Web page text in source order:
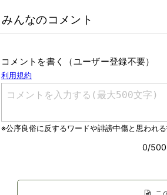
みんなのコメント
コメントを書く（ユーザー登録不要）